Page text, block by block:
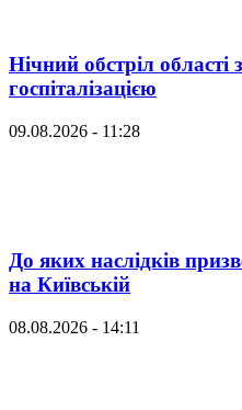
Нічний обстріл
госпіталізацією
09.08.2026 - 11:28
До яких наслідків
на Київській
08.08.2026 - 14:11